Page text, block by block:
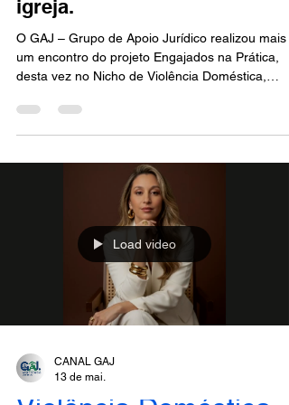
igreja.
O GAJ – Grupo de Apoio Jurídico realizou mais
um encontro do projeto Engajados na Prática,
desta vez no Nicho de Violência Doméstica,
e sensível sobre o tema “Violência doméstica e a
igreja”. O encontro reuniu advogados, estudantes
reflexão e aprendizado sobre uma realidade
muitas vezes, permanece silenciada dentro de
ambientes religiosos e familiares, exigindo uma
atuação jurídica
Load video
CANAL GAJ
13 de mai.